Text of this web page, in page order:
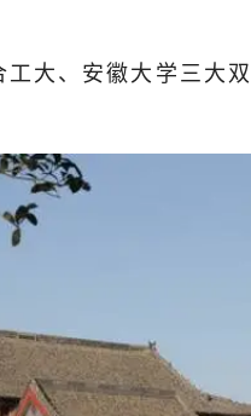
大、安徽大学三大